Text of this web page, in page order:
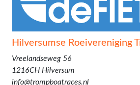
Hilversumse Roeivereniging
Vreelandseweg 56
1216CH Hilversum
info@trompboatraces.nl